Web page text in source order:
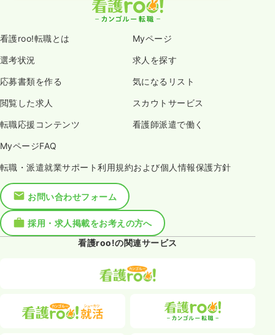
看護roo!転職とは Myページ
選考状況 求人を探す
応募書類を作る 気になるリスト
閲覧した求人 スカウトサービス
転職応援コンテンツ 看護師派遣で働く
MyページFAQ
転職・派遣就業サポート利用規約および個人情報保護方針
お問い合わせフォーム
採用・求人掲載をお考えの方へ
看護roo!の関連サービス